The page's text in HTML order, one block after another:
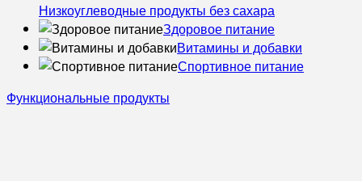
Низкоуглеводные продукты без сахара
Здоровое питание
Витамины и добавки
Спортивное питание
Функциональные продукты